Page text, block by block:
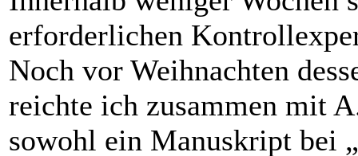
erforderlichen
Noch vor Weihnachten
reichte ich zusammen mit
sowohl ein Manuskript bei